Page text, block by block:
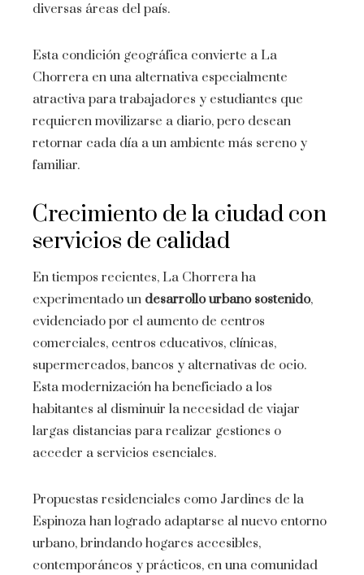
diversas áreas del país.
Esta condición geográfica convierte a La
Chorrera en una alternativa especialmente
atractiva para trabajadores y estudiantes que
requieren movilizarse a diario, pero desean
retornar cada día a un ambiente más sereno y
familiar.
Crecimiento de la ciudad con
servicios de calidad
En tiempos recientes, La Chorrera ha
experimentado un desarrollo urbano sostenido,
evidenciado por el aumento de centros
comerciales, centros educativos, clínicas,
supermercados, bancos y alternativas de ocio.
Esta modernización ha beneficiado a los
habitantes al disminuir la necesidad de viajar
largas distancias para realizar gestiones o
acceder a servicios esenciales.
Propuestas residenciales como Jardines de la
Espinoza han logrado adaptarse al nuevo entorno
urbano, brindando hogares accesibles,
contemporáneos y prácticos, en una comunidad